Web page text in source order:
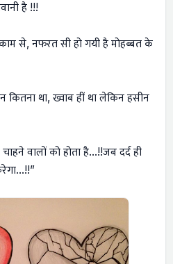
है !!!
से, नफरत सी हो गयी है मोहब्बत के
था, ख्वाब हीं था लेकिन हसीन
वालों को होता है…!!जब दर्द ही